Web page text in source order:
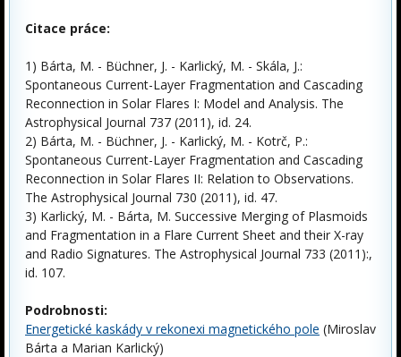
Citace práce:
1) Bárta, M. - Büchner, J. - Karlický, M. - Skála, J.:
Spontaneous Current-Layer Fragmentation and Cascading
Reconnection in Solar Flares I: Model and Analysis. The
Astrophysical Journal 737 (2011), id. 24.
2) Bárta, M. - Büchner, J. - Karlický, M. - Kotrč, P.:
Spontaneous Current-Layer Fragmentation and Cascading
Reconnection in Solar Flares II: Relation to Observations.
The Astrophysical Journal 730 (2011), id. 47.
3) Karlický, M. - Bárta, M. Successive Merging of Plasmoids
and Fragmentation in a Flare Current Sheet and their X-ray
and Radio Signatures. The Astrophysical Journal 733 (2011):,
id. 107.
Podrobnosti:
Energetické kaskády v rekonexi magnetického pole (Miroslav
Bárta a Marian Karlický)